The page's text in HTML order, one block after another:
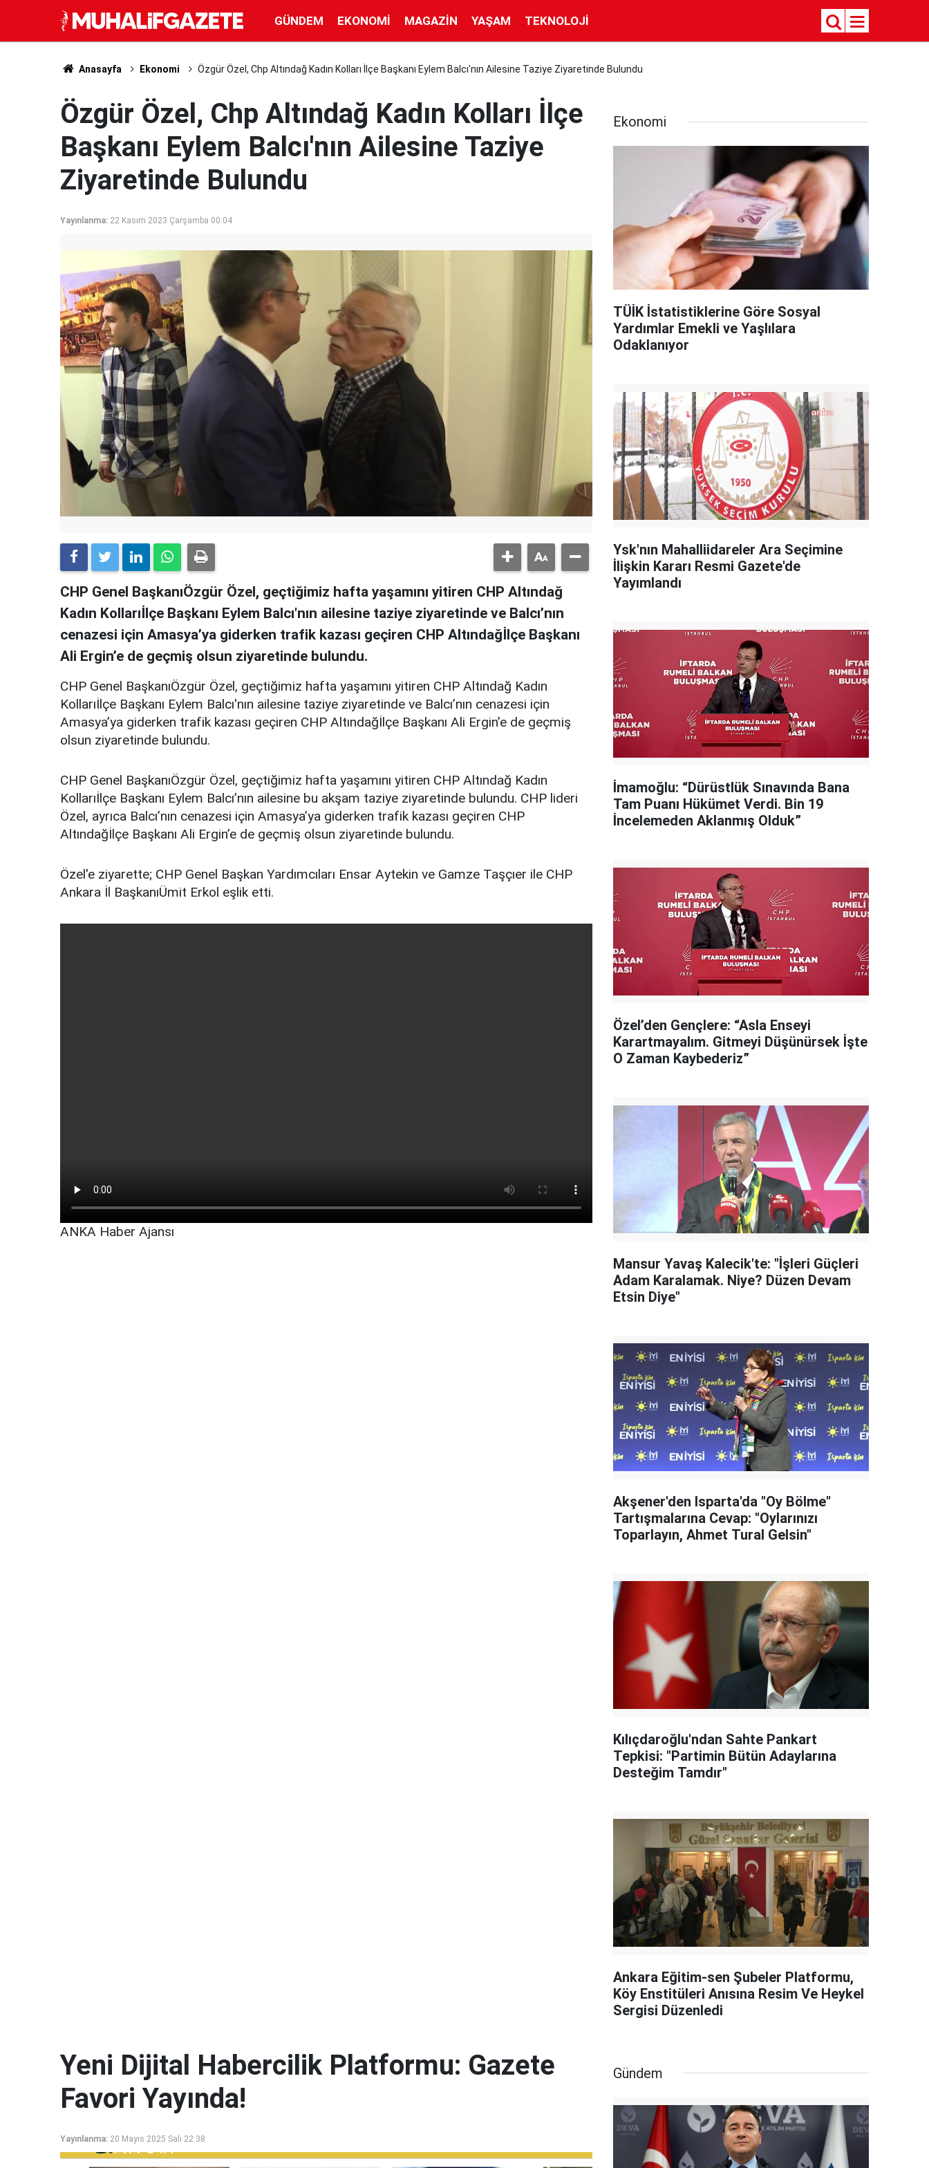
GÜNDEM EKONOMI MAGAZIN YAŞAM TEKNOLOJI
Anasayfa Ekonomi Özgür Özel, Chp Altındağ Kadın Kolları İlçe Başkanı Eylem Balcı'nın Ailesine Taziye Ziyaretinde Bulundu
Özgür Özel, Chp Altındağ Kadın Kolları İlçe
Başkanı Eylem Balcı'nın Ailesine Taziye
Ziyaretinde Bulundu
Yayınlanma: 22 Kasım 2023 Çarşamba 00:04
CHP Genel BaşkanıÖzgür Özel, geçtiğimiz hafta yaşamını yitiren CHP Altındağ
Kadın Kollarıİlçe Başkanı Eylem Balcı'nın ailesine taziye ziyaretinde ve Balcı’nın
cenazesi için Amasya’ya giderken trafik kazası geçiren CHP Altındağİlçe Başkanı
Ali Ergin’e de geçmiş olsun ziyaretinde bulundu.
CHP Genel BaşkanıÖzgür Özel, geçtiğimiz hafta yaşamını yitiren CHP Altındağ Kadın
Kollarıİlçe Başkanı Eylem Balcı'nın ailesine taziye ziyaretinde ve Balcı’nın cenazesi için
Amasya’ya giderken trafik kazası geçiren CHP Altındağİlçe Başkanı Ali Ergin’e de geçmiş
olsun ziyaretinde bulundu.
CHP Genel BaşkanıÖzgür Özel, geçtiğimiz hafta yaşamını yitiren CHP Altındağ Kadın
Kollarıİlçe Başkanı Eylem Balcı’nın ailesine bu akşam taziye ziyaretinde bulundu. CHP lideri
Özel, ayrıca Balcı’nın cenazesi için Amasya’ya giderken trafik kazası geçiren CHP
Altındağİlçe Başkanı Ali Ergin’e de geçmiş olsun ziyaretinde bulundu.
Özel'e ziyarette; CHP Genel Başkan Yardımcıları Ensar Aytekin ve Gamze Taşçıer ile CHP
Ankara İl BaşkanıÜmit Erkol eşlik etti.
ANKA Haber Ajansı
Ekonomi
TÜİK İstatistiklerine Göre Sosyal
Yardımlar Emekli ve Yaşlılara
Odaklanıyor
Ysk'nın Mahalliidareler Ara Seçimine
İlişkin Kararı Resmi Gazete'de
Yayımlandı
İmamoğlu: “Dürüstlük Sınavında Bana
Tam Puanı Hükümet Verdi. Bin 19
İncelemeden Aklanmış Olduk”
Özel’den Gençlere: “Asla Enseyi
Karartmayalım. Gitmeyi Düşünürsek İşte
O Zaman Kaybederiz”
Mansur Yavaş Kalecik'te: "İşleri Güçleri
Adam Karalamak. Niye? Düzen Devam
Etsin Diye"
Akşener'den Isparta'da "Oy Bölme"
Tartışmalarına Cevap: "Oylarınızı
Toparlayın, Ahmet Tural Gelsin"
Kılıçdaroğlu'ndan Sahte Pankart
Tepkisi: "Partimin Bütün Adaylarına
Desteğim Tamdır"
Ankara Eğitim-sen Şubeler Platformu,
Köy Enstitüleri Anısına Resim Ve Heykel
Sergisi Düzenledi
Yeni Dijital Habercilik Platformu: Gazete
Favori Yayında!
Yayınlanma: 20 Mayıs 2025 Salı 22:38
Gündem